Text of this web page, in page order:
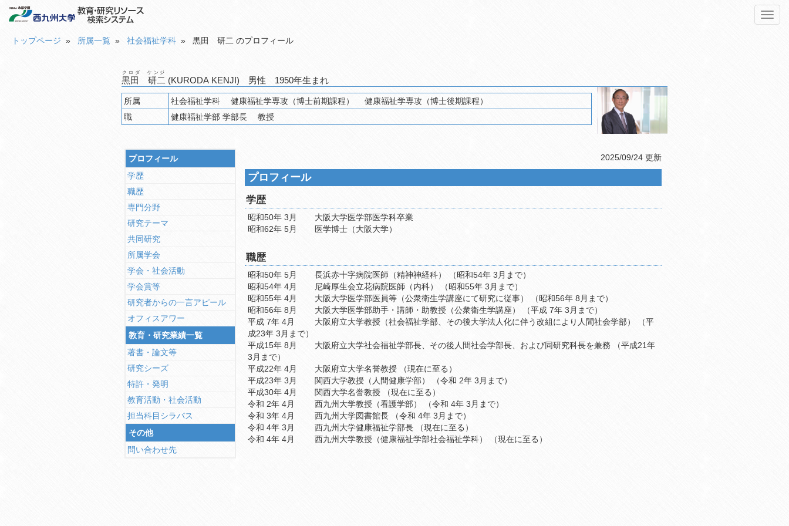
トップページ » 所属一覧 » 社会福祉学科 » 黒田 研二 のプロフィール
黒田 研二
クロダ ケンジ
(KURODA KENJI) 男性 1950年生まれ
所属
社会福祉学科 健康福祉学専攻（博士前期課程） 健康福祉学専攻（博士後期課程）
職
健康福祉学部 学部長 教授
プロフィール
学歴
職歴
専門分野
研究テーマ
共同研究
所属学会
学会・社会活動
学会賞等
研究者からの一言アピール
オフィスアワー
教育・研究業績一覧
著書・論文等
研究シーズ
特許・発明
教育活動・社会活動
担当科目シラバス
その他
問い合わせ先
2025/09/24 更新
プロフィール
学歴
昭和50年 3月
大阪大学医学部医学科卒業
昭和62年 5月
医学博士（大阪大学）
職歴
昭和50年 5月
長浜赤十字病院医師（精神神経科） （昭和54年 3月まで）
昭和54年 4月
尼崎厚生会立花病院医師（内科） （昭和55年 3月まで）
昭和55年 4月
大阪大学医学部医員等（公衆衛生学講座にて研究に従事） （昭和56年 8月まで）
昭和56年 8月
大阪大学医学部助手・講師・助教授（公衆衛生学講座） （平成 7年 3月まで）
平成 7年 4月
大阪府立大学教授（社会福祉学部、その後大学法人化に伴う改組により人間社会学部） （平
成23年 3月まで）
平成15年 8月
大阪府立大学社会福祉学部長、その後人間社会学部長、および同研究科長を兼務 （平成21年
3月まで）
平成22年 4月
大阪府立大学名誉教授 （現在に至る）
平成23年 3月
関西大学教授（人間健康学部） （令和 2年 3月まで）
平成30年 4月
関西大学名誉教授 （現在に至る）
令和 2年 4月
西九州大学教授（看護学部） （令和 4年 3月まで）
令和 3年 4月
西九州大学図書館長 （令和 4年 3月まで）
令和 4年 3月
西九州大学健康福祉学部長 （現在に至る）
令和 4年 4月
西九州大学教授（健康福祉学部社会福祉学科） （現在に至る）